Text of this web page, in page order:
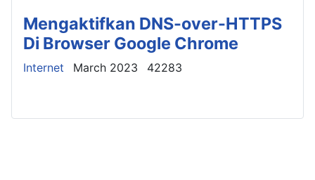
Mengaktifkan DNS-over-HTTPS
Di Browser Google Chrome
Details
Internet March 2023 42283